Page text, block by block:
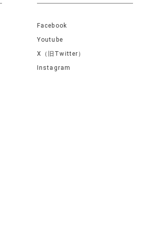
Facebook
Youtube
X（旧Twitter）
Instagram